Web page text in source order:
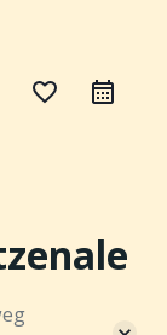
favorite_border